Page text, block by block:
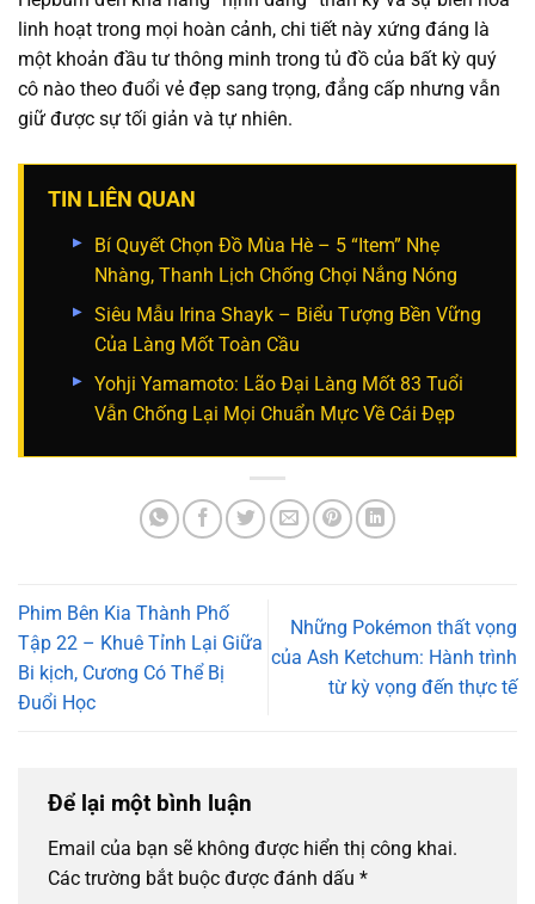
linh hoạt trong mọi hoàn cảnh, chi tiết này xứng đáng là
một khoản đầu tư thông minh trong tủ đồ của bất kỳ quý
cô nào theo đuổi vẻ đẹp sang trọng, đẳng cấp nhưng vẫn
giữ được sự tối giản và tự nhiên.
TIN LIÊN QUAN
Bí Quyết Chọn Đồ Mùa Hè – 5 “Item” Nhẹ
Nhàng, Thanh Lịch Chống Chọi Nắng Nóng
Siêu Mẫu Irina Shayk – Biểu Tượng Bền Vững
Của Làng Mốt Toàn Cầu
Yohji Yamamoto: Lão Đại Làng Mốt 83 Tuổi
Vẫn Chống Lại Mọi Chuẩn Mực Về Cái Đẹp
Phim Bên Kia Thành Phố
Tập 22 – Khuê Tỉnh Lại Giữa
Bi kịch, Cương Có Thể Bị
Đuổi Học
Những Pokémon thất vọng
của Ash Ketchum: Hành trình
từ kỳ vọng đến thực tế
Để lại một bình luận
Email của bạn sẽ không được hiển thị công khai.
Các trường bắt buộc được đánh dấu *